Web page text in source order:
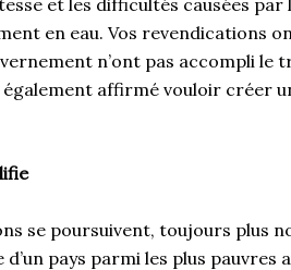
en eau. Vos revendications
n’ont pas accompli le
affirmé vouloir créer
se poursuivent, toujours plus
pays parmi les plus pauvres